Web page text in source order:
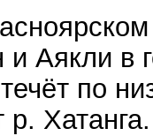
Аякли в
по
р.